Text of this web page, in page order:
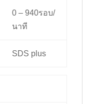
0 – 940รอบ/
นาที
SDS plus